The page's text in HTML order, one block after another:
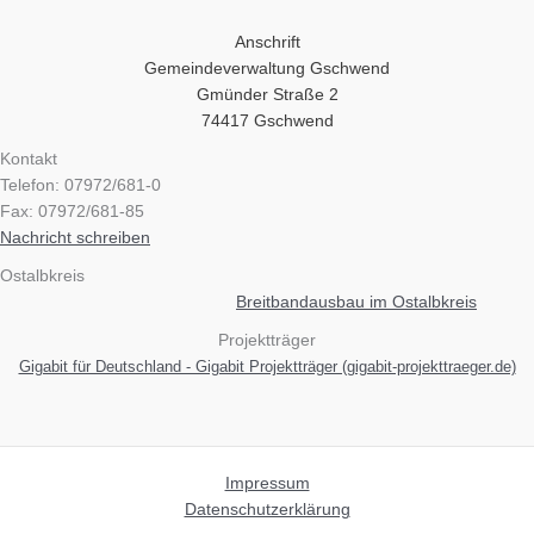
Anschrift
Gemeindeverwaltung Gschwend
Gmünder Straße 2
74417 Gschwend
Kontakt
Telefon: 07972/681-0
Fax: 07972/681-85
Nachricht schreiben
Ostalbkreis
Breitbandausbau im Ostalbkreis
Projektträger
Gigabit für Deutschland - Gigabit Projektträger (gigabit-projekttraeger.de)
Impressum
Datenschutzerklärung